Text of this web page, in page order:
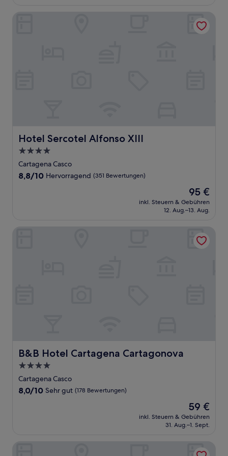
Hotel Sercotel Alfonso XIII
Hotel Sercotel Alfonso XIII
4.0-
Sterne-
Unterkunft
Cartagena Casco
8.8
8,8/10 Hervorragend (351 Bewertungen)
Der
Preis
beträgt
95 €
inkl. Steuern & Gebühren
12. Aug.–13. Aug.
B&B Hotel Cartagena Cartagonova
B&B Hotel Cartagena Cartagonova
4.0-
Sterne-
Unterkunft
Cartagena Casco
8.0
Bewertungen)
8,0/10 Sehr gut (178 Bewertungen)
Der
Preis
beträgt
59 €
inkl. Steuern & Gebühren
31. Aug.–1. Sept.